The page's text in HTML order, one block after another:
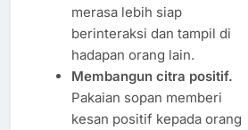
merasa lebih siap
berinteraksi dan tampil di
hadapan orang lain.
Membangun citra positif.
Pakaian sopan memberi
kesan positif kepada orang